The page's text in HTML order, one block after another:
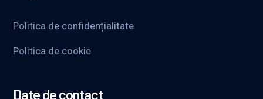
Politica de confidențialitate
Politica de cookie
Date de contact